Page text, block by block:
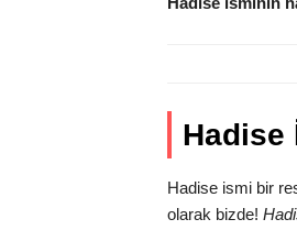
Hadise
Hadise ismi bir
olarak bizde!